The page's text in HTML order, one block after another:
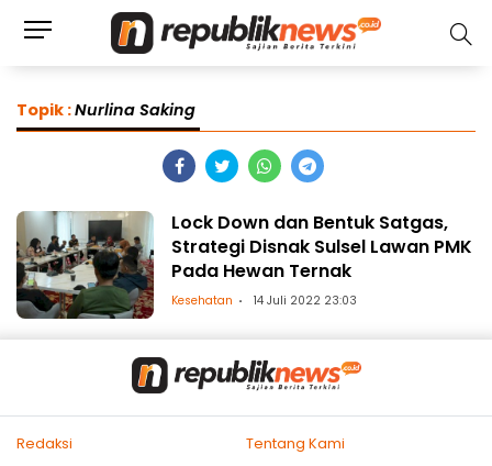
Topik :Nurlina Saking
Lock Down dan Bentuk Satgas,
Strategi Disnak Sulsel Lawan PMK
Pada Hewan Ternak
Kesehatan 14 Juli 2022 23:03
Redaksi
Tentang Kami